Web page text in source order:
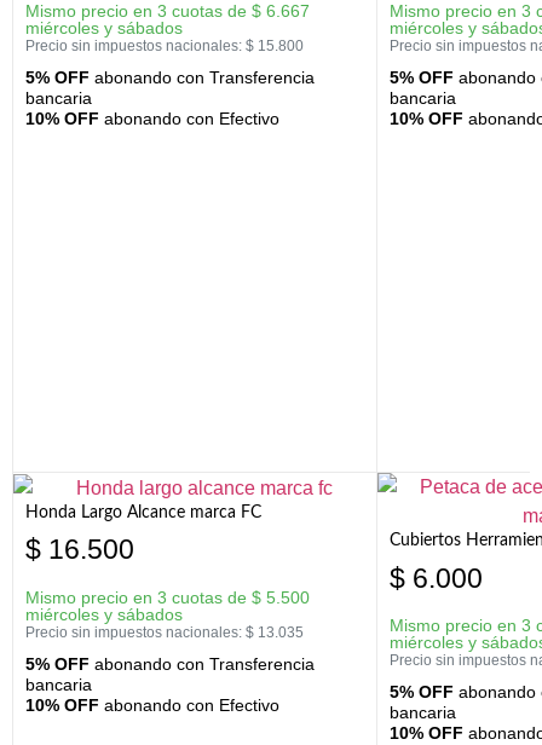
Mismo precio en 3 cuotas de $ 6.667
miércoles y sábados
Precio sin impuestos nacionales: $ 15.800
5% OFF abonando con Transferencia
bancaria
10% OFF abonando con Efectivo
Mismo precio en 3
miércoles y
Precio sin impuestos
5% OFF abonando
bancaria
10% OFF
Honda Largo Alcance marca FC
$ 16.500
Mismo precio en 3 cuotas de $ 5.500
miércoles y sábados
Precio sin impuestos nacionales: $ 13.035
5% OFF abonando con Transferencia
bancaria
10% OFF abonando con Efectivo
Cubiertos
$ 6.000
Mismo precio en 3
miércoles y
Precio sin impuestos
5% OFF abonando
bancaria
10% OFF